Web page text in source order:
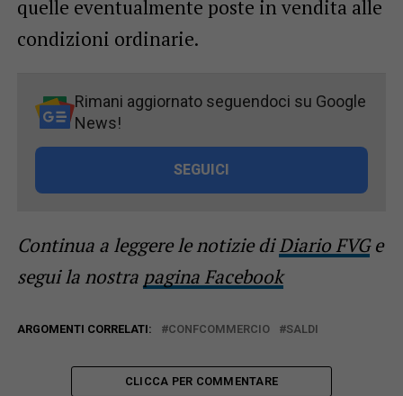
quelle eventualmente poste in vendita alle
condizioni ordinarie.
Rimani aggiornato seguendoci su Google
News!
SEGUICI
Continua a leggere le notizie diDiario FVGe
segui la nostra pagina Facebook
ARGOMENTI CORRELATI: CONFCOMMERCIO SALDI
CLICCA PER COMMENTARE